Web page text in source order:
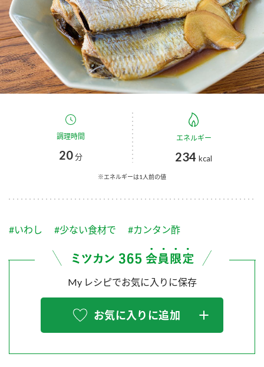
みりん風・料理酒 鍋用調味料
つゆ たれ
スープ 中華
ふりかけ おすしの素
炊き込みご飯の素 米飯用調味液
ブランド・スペシャルサイト トップ
商品ブランドサイト
Fibee（ファイビー）
くらしプラ酢
お酢ドリンク
つゆ
PIN印
スペシャルサイト
お酢を知ろう！
企業情報
国内事業概要
企業理念
ミツカンの歴史
ミツカンを知る
環境への取り組み
ZENB initiative
MIM（ミツカンミュージアム）
各部門が大切にしていること
販売終了製品のご案内
よくあるご質問
調理時間
20分
エネルギー
234 kcal
※エネルギーは1人前の値
#いわし #少ない食材で #カンタン酢
My レシピでお気に入りに保存
お気に入りに追加